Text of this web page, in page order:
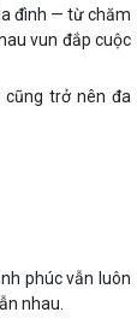
đình — từ chăm
vun đắp cuộc
trở nên đa
phúc vẫn luôn
nhau.